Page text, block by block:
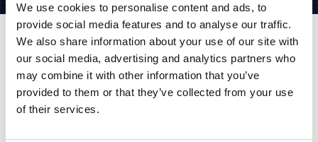
We use cookies to personalise content and ads, to
provide social media features and to analyse our traffic.
We also share information about your use of our site with
our social media, advertising and analytics partners who
may combine it with other information that you’ve
provided to them or that they’ve collected from your use
of their services.
IDŹ DO GÓRY